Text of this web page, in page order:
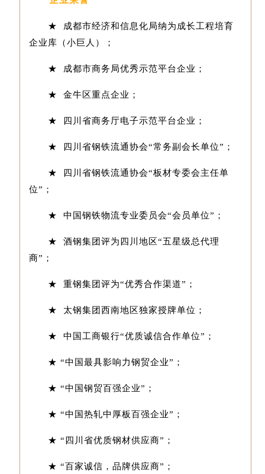
★ 成都市经济和信息化局纳为成长工程培育
企业库（小巨人）；
★ 成都市商务局优秀示范平台企业；
★ 金牛区重点企业；
★ 四川省商务厅电子示范平台企业；
★ 四川省钢铁流通协会“常务副会长单位”；
★ 四川省钢铁流通协会“板材专委会主任单
位”；
★ 中国钢铁物流专业委员会“会员单位”；
★ 酒钢集团评为四川地区“五星级总代理
商”；
★ 重钢集团评为“优秀合作渠道”；
★ 太钢集团西南地区独家授牌单位；
★ 中国工商银行“优质诚信合作单位”；
★ “中国最具影响力钢贸企业”；
★ “中国钢贸百强企业”；
★ “中国热轧中厚板百强企业”；
★ “四川省优质钢材供应商”；
★ “百家诚信，品牌供应商”；